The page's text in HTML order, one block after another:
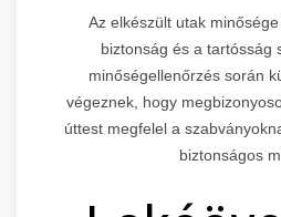
Az elkészült utak
biztonság és a tartósság
minőségellenőrzés során
végeznek, hogy
úttest megfelel a
biztonságos